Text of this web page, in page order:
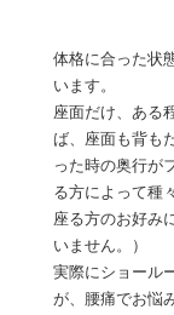
体格に合った状
います。
座面だけ、ある
ば、座面も背も
った時の奥行が
る方によって種
座る方のお好み
いません。）
実際にショール
が、腰痛でお悩